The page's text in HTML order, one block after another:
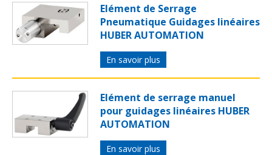
Elément de Serrage
Pneumatique Guidages linéaires
HUBER AUTOMATION
En savoir plus
Elément de serrage manuel
pour guidages linéaires HUBER
AUTOMATION
En savoir plus